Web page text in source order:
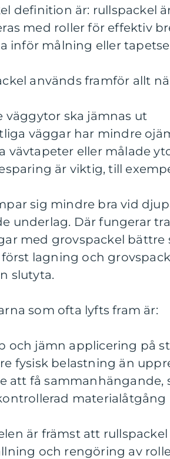
definition är: rullspackel
med roller för effektiv
inför målning eller
används framför allt
väggytor ska jämnas ut
väggar har mindre
vävtapeter eller målade
är viktig, till
sig mindre bra vid
underlag. Där fungerar
med grovspackel bättre
först lagning och
slutyta.
som ofta lyfts fram är:
och jämn applicering på
fysisk belastning än
att få sammanhängande,
materialåtgång
är främst att
och rengöring av